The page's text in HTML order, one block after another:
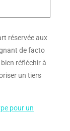
réservée aux
de facto
réfléchir à
un tiers
pour un